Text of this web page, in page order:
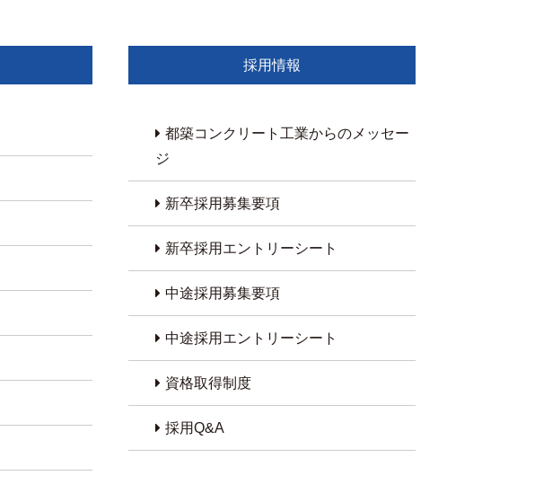
採用情報
都築コンクリート工業からのメッセー
ジ
新卒採用募集要項
新卒採用エントリーシート
中途採用募集要項
中途採用エントリーシート
資格取得制度
採用Q&A